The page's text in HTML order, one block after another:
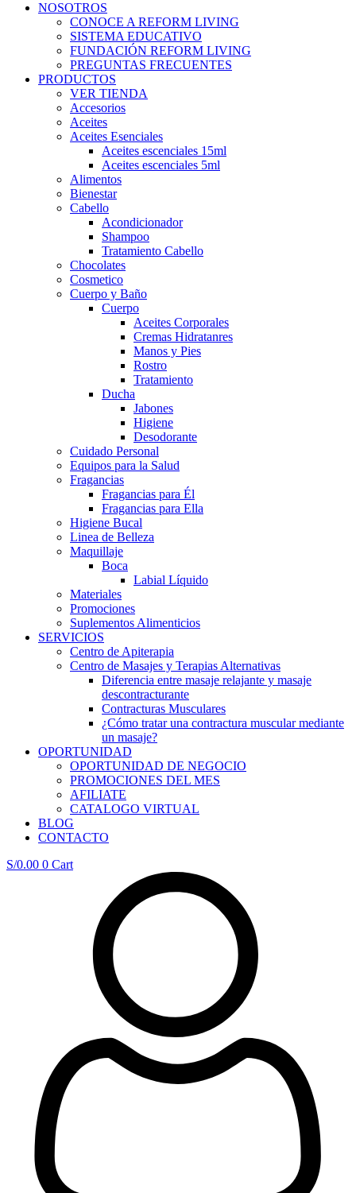
NOSOTROS
CONOCE A REFORM LIVING
SISTEMA EDUCATIVO
FUNDACIÓN REFORM LIVING
PREGUNTAS FRECUENTES
PRODUCTOS
VER TIENDA
Accesorios
Aceites
Aceites Esenciales
Aceites escenciales 15ml
Aceites escenciales 5ml
Alimentos
Bienestar
Cabello
Acondicionador
Shampoo
Tratamiento Cabello
Chocolates
Cosmetico
Cuerpo y Baño
Cuerpo
Aceites Corporales
Cremas Hidratanres
Manos y Pies
Rostro
Tratamiento
Ducha
Jabones
Higiene
Desodorante
Cuidado Personal
Equipos para la Salud
Fragancias
Fragancias para Él
Fragancias para Ella
Higiene Bucal
Linea de Belleza
Maquillaje
Boca
Labial Líquido
Materiales
Promociones
Suplementos Alimenticios
SERVICIOS
Centro de Apiterapia
Centro de Masajes y Terapias Alternativas
Diferencia entre masaje relajante y masaje
descontracturante
Contracturas Musculares
¿Cómo tratar una contractura muscular mediante
un masaje?
OPORTUNIDAD
OPORTUNIDAD DE NEGOCIO
PROMOCIONES DEL MES
AFILIATE
CATALOGO VIRTUAL
BLOG
CONTACTO
S/0.00 0 Cart